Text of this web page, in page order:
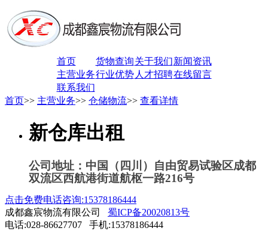
首页 货物查询关于我们新闻资讯
主营业务行业优势 人才招聘在线留言
联系我们
首页>> 主营业务>> 仓储物流>> 查看详情
新仓库出租
公司地址：中国（四川）自由贸易试验区成都
双流区西航港街道航枢一路216号
点击免费电话咨询:15378186444
成都鑫宸物流有限公司 蜀ICP备20020813号
电话:028-86627707 手机:15378186444